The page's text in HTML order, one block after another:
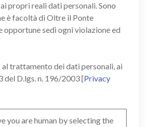
propri reali dati personali. Sono
è facoltà di Oltre il Ponte
opportune sedi ogni violazione ed
trattamento dei dati personali, ai
del D.lgs. n. 196/2003 [Privacy
you are human by selecting the